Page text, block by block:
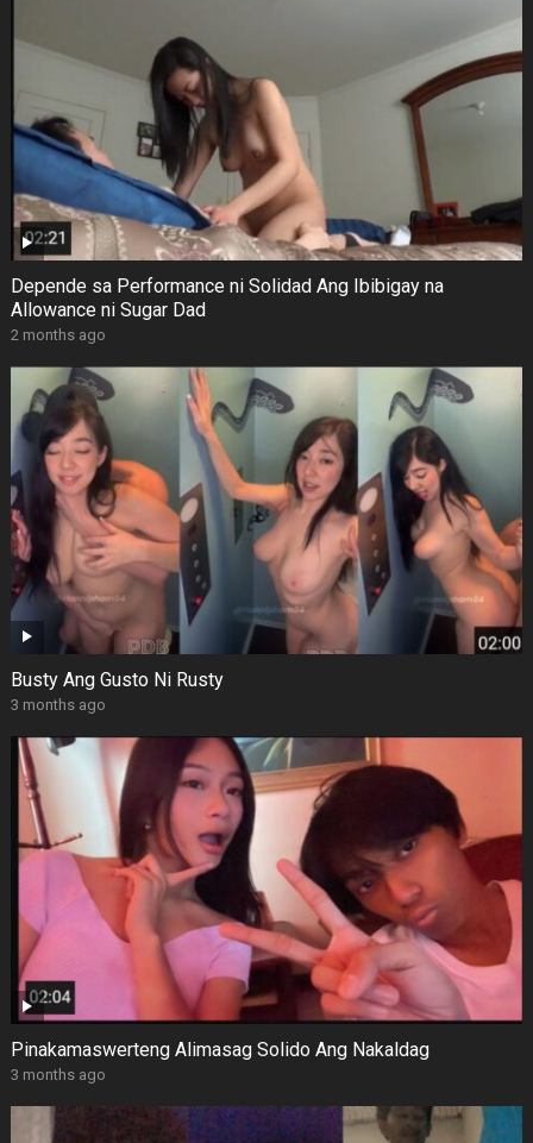
Depende sa Performance ni Solidad Ang Ibibigay na
Allowance ni Sugar Dad
2 months ago
Busty Ang Gusto Ni Rusty
3 months ago
Pinakamaswerteng Alimasag Solido Ang Nakaldag
3 months ago